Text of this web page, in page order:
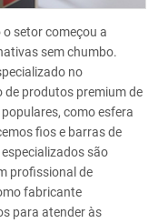
setor começou a
sem chumbo.
no
produtos premium de
como esfera
fios e barras de
são
profissional de
fabricante
para atender às